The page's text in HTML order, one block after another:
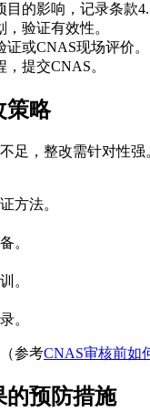
的影响，记录条款
验证有效性。
证或CNAS现场评价。
，提交CNAS。
策略
足，整改需针对性强
方法。
。
。
。
参考CNAS审核前如
的预防措施